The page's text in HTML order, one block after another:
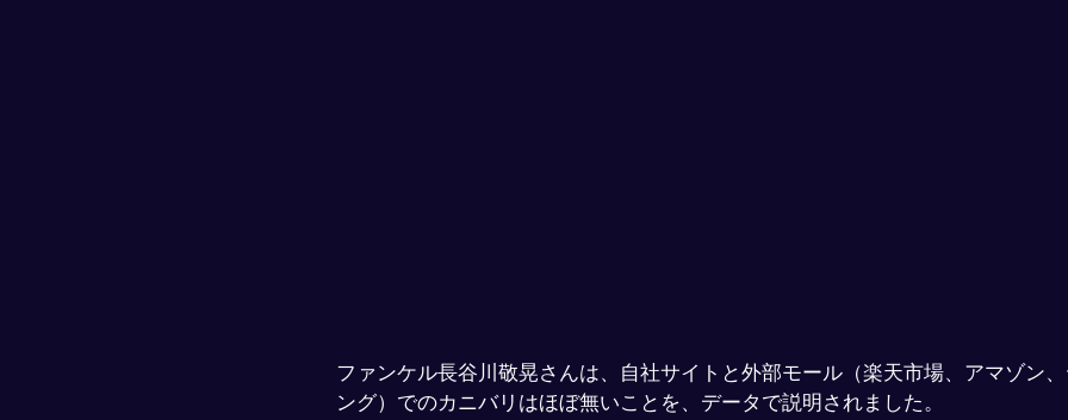
ファンケル長谷川敬晃さんは、自社サイトと外部モール（楽天市場、アマゾン
ング）でのカニバリはほぼ無いことを、データで説明されました。